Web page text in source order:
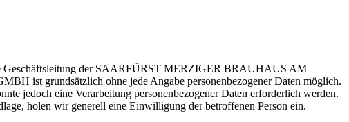
Geschäftsleitung der SAARFÜRST MERZIGER BRAUHAUS AM
ist grundsätzlich ohne jede Angabe personenbezogener Daten möglich.
jedoch eine Verarbeitung personenbezogener Daten erforderlich werden.
holen wir generell eine Einwilligung der betroffenen Person ein.